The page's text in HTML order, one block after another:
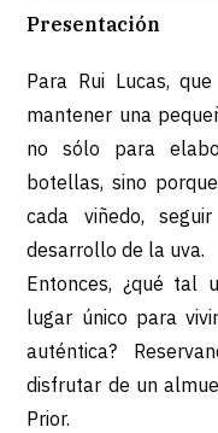
Presentación
Para Rui Lucas,
mantener una
no sólo para
botellas, sino
cada viñedo,
desarrollo de la uva.
Entonces, ¿qué tal
lugar único para
auténtica?
disfrutar de un
Prior.